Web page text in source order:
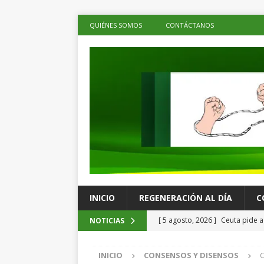
QUIÉNES SOMOS CONTÁCTANOS
INICIO REGENERACIÓN AL DÍA
NOTICIAS [ 5 agosto, 2026 ] Ceuta pide
[ 5 agosto, 2026 ] Ray
INICIO CONSENSOS Y DISENSOS